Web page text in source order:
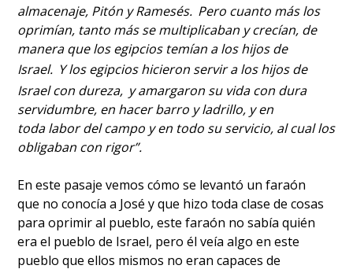
almacenaje, Pitón y Ramesés. Pero cuanto más los
oprimían, tanto más se multiplicaban y crecían, de
manera que los egipcios temían a los hijos de
Israel. Y los egipcios hicieron servir a los hijos de
Israel con dureza, y amargaron su vida con dura
servidumbre, en hacer barro y ladrillo, y en
toda labor del campo y en todo su servicio, al cual los
obligaban con rigor”.
En este pasaje vemos cómo se levantó un faraón
que no conocía a José y que hizo toda clase de cosas
para oprimir al pueblo, este faraón no sabía quién
era el pueblo de Israel, pero él veía algo en este
pueblo que ellos mismos no eran capaces de